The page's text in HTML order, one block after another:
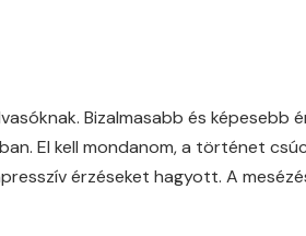
Bizalmasabb és képesebb
El kell mondanom, a történet
érzéseket hagyott. A